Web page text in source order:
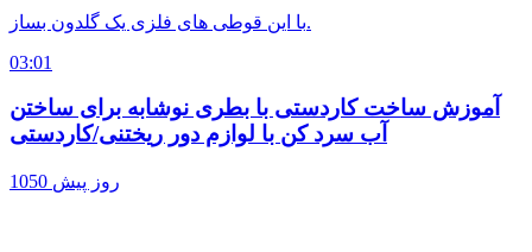
با این قوطی های فلزی یک گلدون بساز.
03:01
آموزش ساخت کاردستی با بطری نوشابه برای ساختن
آب سرد کن با لوازم دور ریختنی/کاردستی
1050 روز پیش